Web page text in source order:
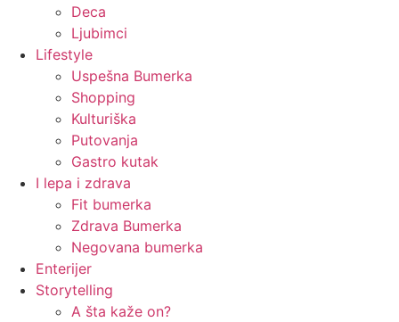
Deca
Ljubimci
Lifestyle
Uspešna Bumerka
Shopping
Kulturiška
Putovanja
Gastro kutak
I lepa i zdrava
Fit bumerka
Zdrava Bumerka
Negovana bumerka
Enterijer
Storytelling
A šta kaže on?